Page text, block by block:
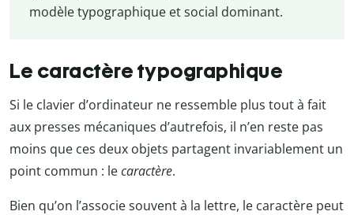
modèle typographique et social dominant.
Le caractère typographique
Si le clavier d’ordinateur ne ressemble plus tout à fait
aux presses mécaniques d’autrefois, il n’en reste pas
moins que ces deux objets partagent invariablement un
point commun : lecaractère.
Bien qu’on l’associe souvent à la lettre, le caractère peut